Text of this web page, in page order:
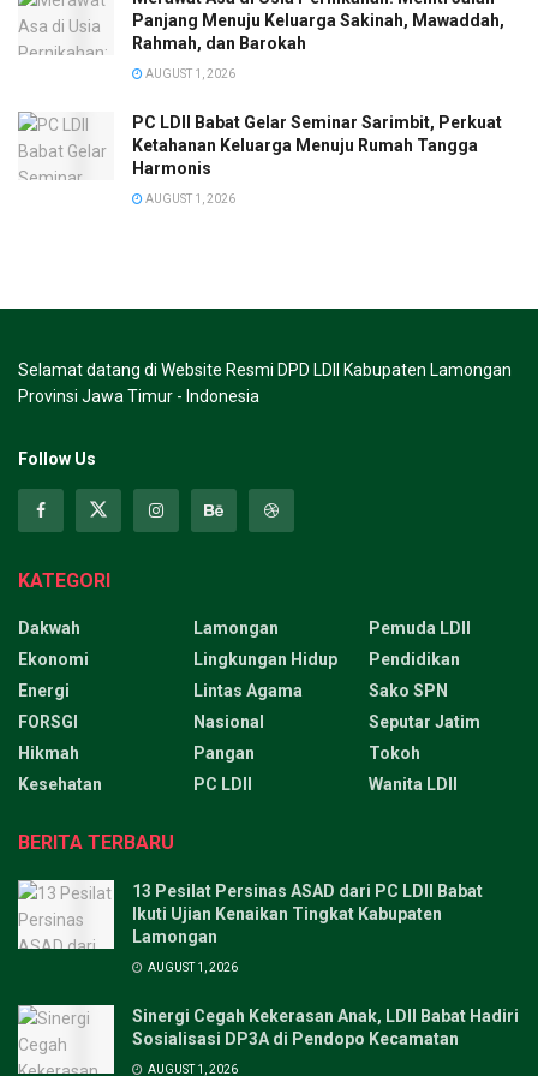
Panjang Menuju Keluarga Sakinah, Mawaddah,
Rahmah, dan Barokah
AUGUST 1, 2026
PC LDII Babat Gelar Seminar Sarimbit, Perkuat
Ketahanan Keluarga Menuju Rumah Tangga
Harmonis
AUGUST 1, 2026
Selamat datang di Website Resmi DPD LDII Kabupaten Lamongan
Provinsi Jawa Timur - Indonesia
Follow Us
KATEGORI
Dakwah
Ekonomi
Energi
FORSGI
Hikmah
Kesehatan
Lamongan
Lingkungan Hidup
Lintas Agama
Nasional
Pangan
PC LDII
Pemuda LDII
Pendidikan
Sako SPN
Seputar Jatim
Tokoh
Wanita LDII
BERITA TERBARU
13 Pesilat Persinas ASAD dari PC LDII Babat
Ikuti Ujian Kenaikan Tingkat Kabupaten
Lamongan
AUGUST 1, 2026
Sinergi Cegah Kekerasan Anak, LDII Babat Hadiri
Sosialisasi DP3A di Pendopo Kecamatan
AUGUST 1, 2026